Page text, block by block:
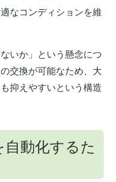
なコンディションを維
いか」という懸念につ
交換が可能なため、大
抑えやすいという構造
動化するた